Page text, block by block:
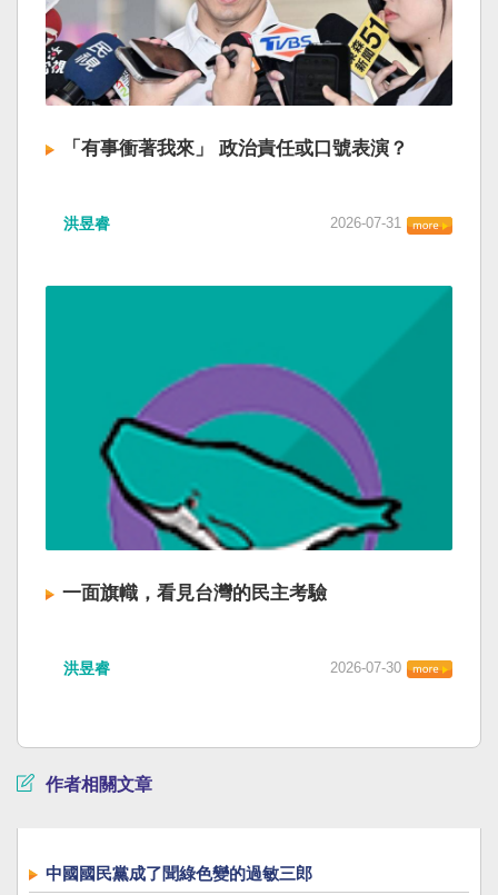
「有事衝著我來」 政治責任或口號表演？
洪昱睿 2026-07-31
一面旗幟，看見台灣的民主考驗
洪昱睿 2026-07-30
作者相關文章
中國國民黨成了聞綠色變的過敏三郎